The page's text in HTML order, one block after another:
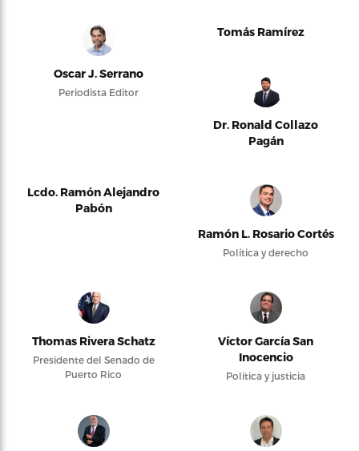
Oscar J. Serrano
Periodista Editor
Tomás Ramírez
Dr. Ronald Collazo
Pagán
Lcdo. Ramón Alejandro
Pabón
Ramón L. Rosario Cortés
Política y derecho
Thomas Rivera Schatz
Presidente del Senado de
Puerto Rico
Víctor García San
Inocencio
Política y justicia